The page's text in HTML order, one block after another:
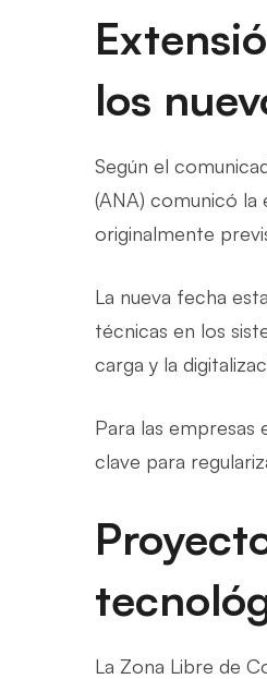
los
Según el
(ANA) comunicó la
originalmente
La nueva fecha
técnicas en los
carga y la
Para las
clave para
La Zona Libre de